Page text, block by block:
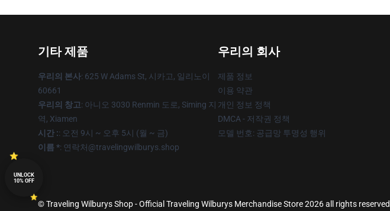
기타 제품
우리의 본사: 625 W Adams St, 시카고, 일리노이
60661
우리의 창고: 아니오 3030 Renmin 도로, Siming 지
역, Xiamen
시간 :: 오전 9시 ~ 오후 5시 (월 ~ 금)
이름 *: 연락처@travelingwilburys.shop
우리의 회사
제품 정보
이용 약관
개인 정보 정책
DMCA - 저작권 정책
모델 번호: 공급망 투명성 행위
© Traveling Wilburys Shop - Official Traveling Wilburys Merchandise Store 2026 all rights reserved
UNLOCK
10% OFF